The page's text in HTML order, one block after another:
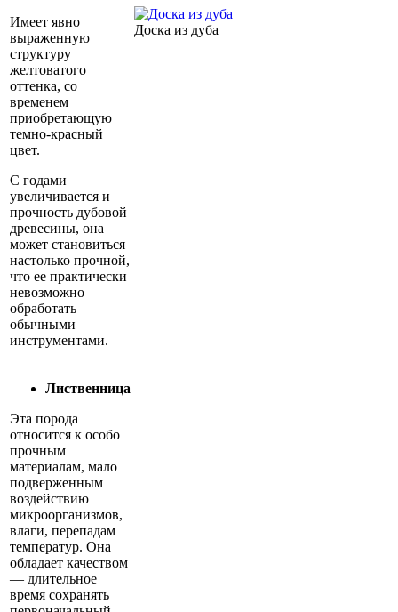
Имеет явно
выраженную
структуру
желтоватого
оттенка, со
временем
приобретающую
темно-красный
цвет.
С годами
увеличивается и
прочность дубовой
древесины, она
может становиться
настолько прочной,
что ее практически
невозможно
обработать
обычными
инструментами.
Доска из дуба
Лиственница
Эта порода
относится к особо
прочным
материалам, мало
подверженным
воздействию
микроорганизмов,
влаги, перепадам
температур. Она
обладает качеством
— длительное
время сохранять